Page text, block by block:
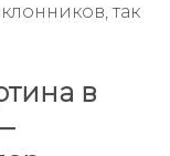
так
в